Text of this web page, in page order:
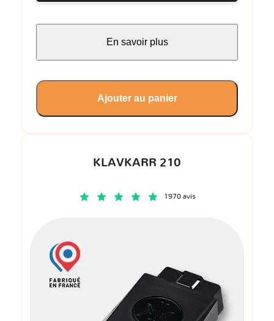
KLAVKARR 210
1970 avis
En savoir plus
Ajouter au panier